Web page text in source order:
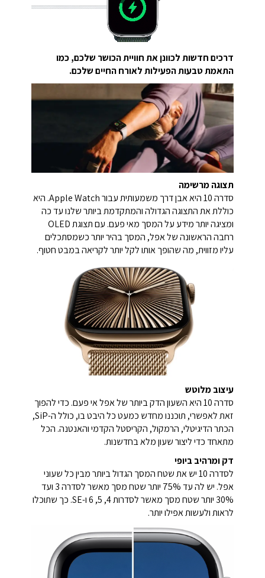
דרכים חדשות לכוונן את חוויית הכושר שלכם, כמו
התאמת טבעות הפעילות לאורח החיים שלכם.
תצוגה מרשימה
סדרה 10 היא אבן דרך משמעותית עבור Apple Watch. היא
כוללת את התצוגה הגדולה והמתקדמת ביותר שלנו עד כה
ומציגה יותר מידע על המסך מאי פעם. עם תצוגת OLED
רחבה הראשונה של אפל, המסך בהיר יותר כשמסתכלים
עליו מזווית, מה שהופך אותו לקל יותר לקריאה במבט חטוף.
עיצוב מלוטש
סדרה 10 היא השעון הדק ביותר של אפל אי פעם. כדי להפוך
זאת לאפשרי, תוכננו מחדש כמעט כל היבט בו, כולל ה-SiP,
הכתר הדיגיטלי, הרמקול, הקריסטל הקדמי והאנטנה. הכל
מתאחד כדי ליצור שעון מלא בחדשנות.
דק ומרהיב ביופי
לסדרה 10 יש את שטח המסך הגדול ביותר מבין כל שעוני
אפל. יש לה עד 75% יותר שטח מסך מאשר לסדרה 3 ועד
30% יותר שטח מסך מאשר לסדרות 4, 5, 6 ו-SE. כך שתוכלו
לראות ולעשות אפילו יותר.